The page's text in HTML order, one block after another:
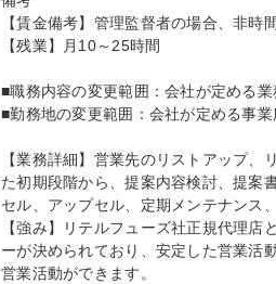
【賃金備考】管理監督者の場合、非
【残業】月10～25時間
■職務内容の変更範囲：会社が定める業
■勤務地の変更範囲：会社が定める事業
【業務詳細】営業先のリストアップ
た初期段階から、提案内容検討、提案
セル、アップセル、定期メンテナンス
【強み】リテルフューズ社正規代理
ーが決められており、安定した営業活
営業活動ができます。